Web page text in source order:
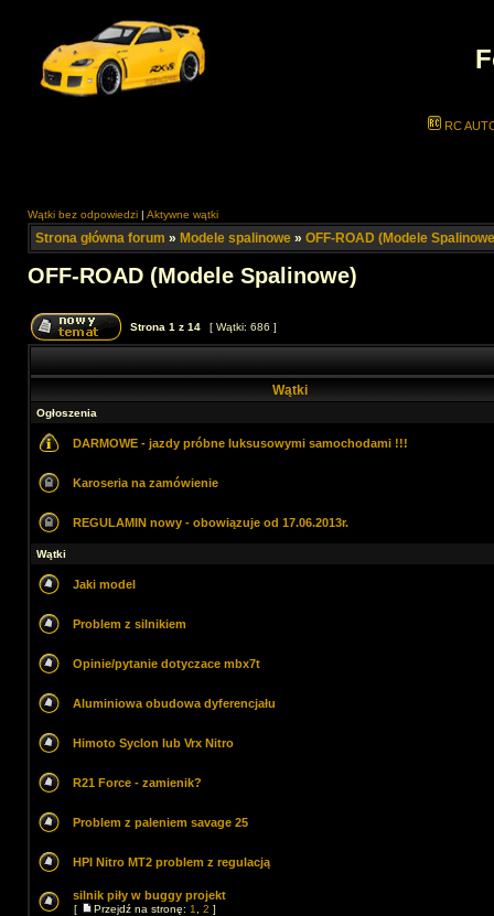
RC
Wątki bez odpowiedzi | Aktywne wątki
Strona główna forum » Modele spalinowe » OFF-ROAD (Modele
OFF-ROAD (Modele Spalinowe)
Strona 1 z 14 [ Wątki: 686 ]
Wątki
Ogłoszenia
DARMOWE - jazdy próbne luksusowymi samochodami !!!
Karoseria na zamówienie
REGULAMIN nowy - obowiązuje od 17.06.2013r.
Wątki
Jaki model
Problem z silnikiem
Opinie/pytanie dotyczace mbx7t
Aluminiowa obudowa dyferencjału
Himoto Syclon lub Vrx Nitro
R21 Force - zamienik?
Problem z paleniem savage 25
HPI Nitro MT2 problem z regulacją
silnik piły w buggy projekt
[ Przejdź na stronę: 1 2 ]